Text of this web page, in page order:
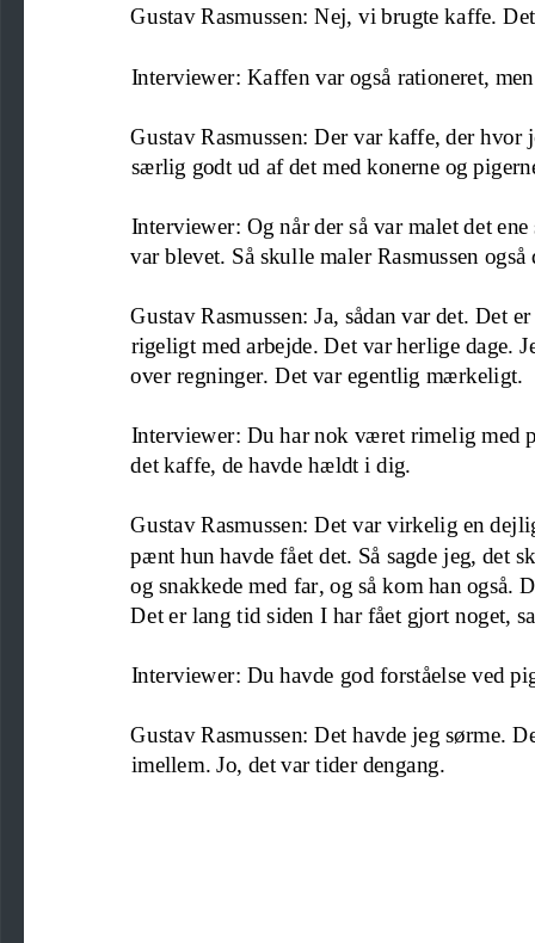
Gustav Rasmussen: Nej, vi brugte kaffe.
Interviewer: Kaffen var også rationeret,
Gustav Rasmussen: Der var kaffe, der hvor
særlig godt ud af det med konerne og
Interviewer: Og når der så var malet det
var blevet. Så skulle maler Rasmussen også
Gustav Rasmussen: Ja, sådan var det. Det
rigeligt med arbejde. Det var herlige dage.
over regninger. Det var egentlig mærkeligt.
Interviewer: Du har nok været rimelig med
det kaffe, de havde hældt i dig.
Gustav Rasmussen: Det var virkelig en
pænt hun havde fået det. Så sagde jeg, det
og snakkede med far, og så kom han også.
Det er lang tid siden I har fået gjort noget ,
Interviewer: Du havde god forståelse ved
Gustav Rasmussen: Det havde jeg sørme.
imellem. Jo, det var tider dengang.